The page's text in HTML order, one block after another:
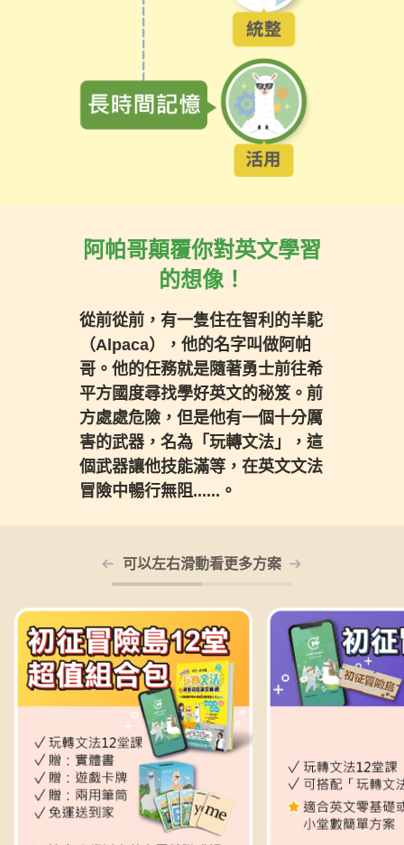
阿帕哥顛覆你對英文學習
的想像！
從前從前，有一隻住在智利的羊駝
（Alpaca），他的名字叫做阿帕
哥。他的任務就是隨著勇士前往希
平方國度尋找學好英文的秘笈。前
方處處危險，但是他有一個十分厲
害的武器，名為「玩轉文法」，這
個武器讓他技能滿等，在英文文法
冒險中暢行無阻......。
可以左右滑動看更多方案